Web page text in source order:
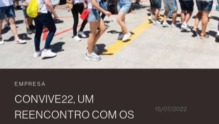
EMPRESA
CONVIVE22, UM
REENCONTRO COM OS
15/07/2022